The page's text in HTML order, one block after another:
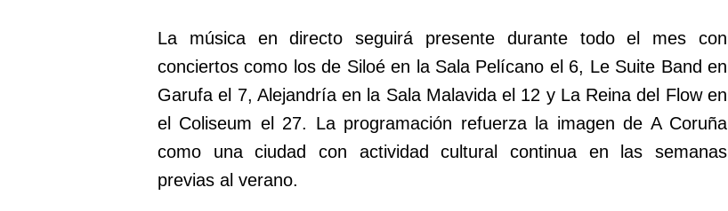
La música en directo seguirá presente durante todo el mes con
conciertos como los de Siloé en la Sala Pelícano el 6, Le Suite Band en
Garufa el 7, Alejandría en la Sala Malavida el 12 y La Reina del Flow en
el Coliseum el 27. La programación refuerza la imagen de A Coruña
como una ciudad con actividad cultural continua en las semanas
previas al verano.